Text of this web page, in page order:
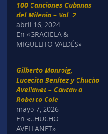
100 Canciones Cubanas
del Milenio – Vol. 2
abril 16, 2024
En «GRACIELA &
MIGUELITO VALDÉS»
Gilberto Monroig,
Lucecita Benítez y Chucho
Avellanet – Cantan a
Roberto Cole
mayo 7, 2026
En «CHUCHO
AVELLANET»